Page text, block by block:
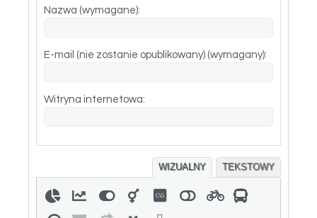
Nazwa (wymagane):
E-mail (nie zostanie opublikowany) (wymagany):
Witryna internetowa:
WIZUALNY TEKSTOWY